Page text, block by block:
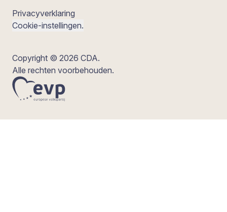
Privacyverklaring
Cookie-instellingen.
Copyright © 2026 CDA.
Alle rechten voorbehouden.